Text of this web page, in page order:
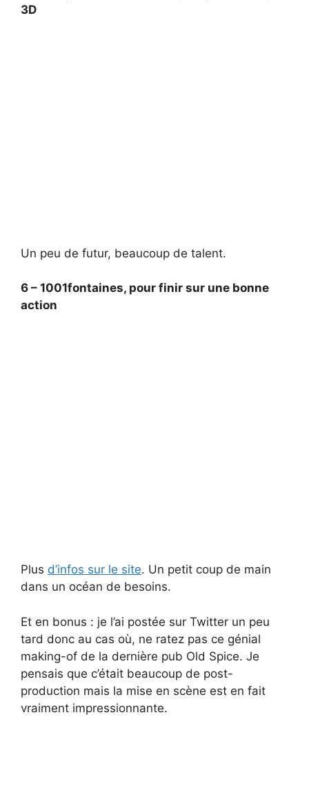
3D
Un peu de futur, beaucoup de talent.
6 – 1001fontaines, pour finir sur une bonne
action
Plus d’infos sur le site. Un petit coup de main
dans un océan de besoins.
Et en bonus : je l’ai postée sur Twitter un peu
tard donc au cas où, ne ratez pas ce génial
making-of de la dernière pub Old Spice. Je
pensais que c’était beaucoup de post-
production mais la mise en scène est en fait
vraiment impressionnante.